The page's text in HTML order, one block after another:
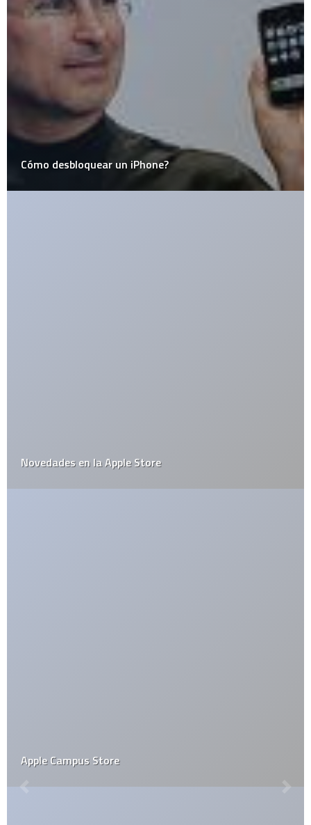
One more thing…
7 aplicaciones para el iPhone
Juego escondido de Facebook